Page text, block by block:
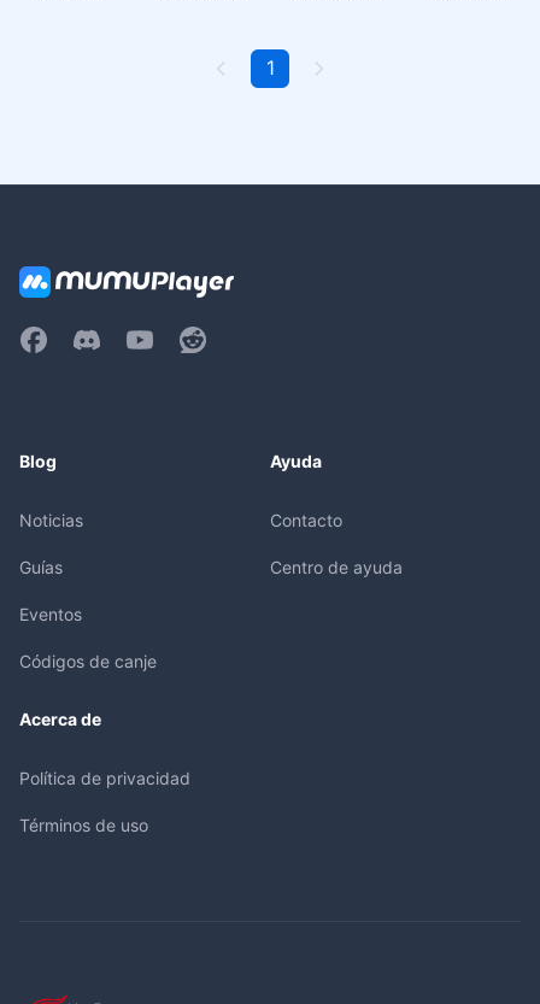
1
Blog
Noticias
Guías
Eventos
Códigos de canje
Ayuda
Contacto
Centro de ayuda
Acerca de
Política de privacidad
Términos de uso